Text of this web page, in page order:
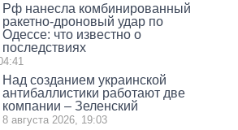
Рф нанесла комбинированный
ракетно-дроновый удар по
Одессе: что известно о
последствиях
Над созданием украинской
антибаллистики работают две
компании – Зеленский
8 августа 2026, 19:03